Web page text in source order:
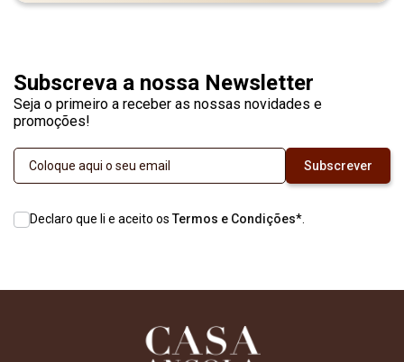
Subscreva a nossa Newsletter
Seja o primeiro a receber as nossas novidades e
promoções!
Subscrever
Declaro que li e aceito os Termos e Condições*